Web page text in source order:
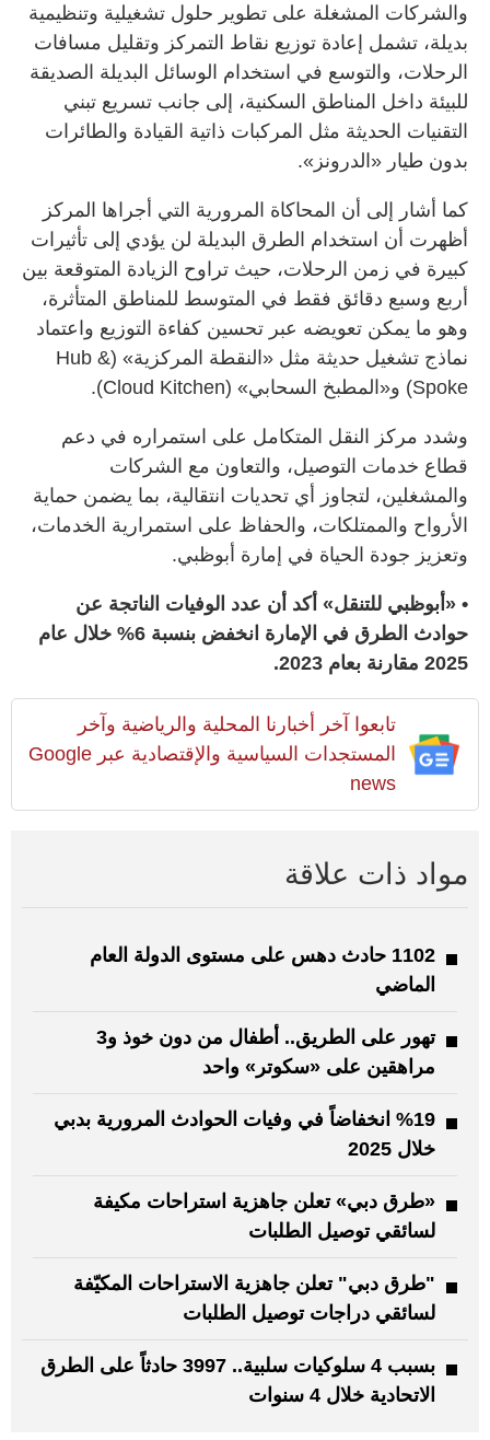
والشركات المشغلة على تطوير حلول تشغيلية وتنظيمية
بديلة، تشمل إعادة توزيع نقاط التمركز وتقليل مسافات
الرحلات، والتوسع في استخدام الوسائل البديلة الصديقة
للبيئة داخل المناطق السكنية، إلى جانب تسريع تبني
التقنيات الحديثة مثل المركبات ذاتية القيادة والطائرات
بدون طيار «الدرونز».
كما أشار إلى أن المحاكاة المرورية التي أجراها المركز
أظهرت أن استخدام الطرق البديلة لن يؤدي إلى تأثيرات
كبيرة في زمن الرحلات، حيث تراوح الزيادة المتوقعة بين
أربع وسبع دقائق فقط في المتوسط للمناطق المتأثرة،
وهو ما يمكن تعويضه عبر تحسين كفاءة التوزيع واعتماد
نماذج تشغيل حديثة مثل «النقطة المركزية» (Hub &
Spoke) و«المطبخ السحابي» (Cloud Kitchen).
وشدد مركز النقل المتكامل على استمراره في دعم
قطاع خدمات التوصيل، والتعاون مع الشركات
والمشغلين، لتجاوز أي تحديات انتقالية، بما يضمن حماية
الأرواح والممتلكات، والحفاظ على استمرارية الخدمات،
وتعزيز جودة الحياة في إمارة أبوظبي.
• «أبوظبي للتنقل» أكد أن عدد الوفيات الناتجة عن
حوادث الطرق في الإمارة انخفض بنسبة 6% خلال عام
2025 مقارنة بعام 2023.
تابعوا آخر أخبارنا المحلية والرياضية وآخر
المستجدات السياسية والإقتصادية عبر Google
news
مواد ذات علاقة
1102 حادث دهس على مستوى الدولة العام
الماضي
تهور على الطريق.. أطفال من دون خوذ و3
مراهقين على «سكوتر» واحد
%19 انخفاضاً في وفيات الحوادث المرورية بدبي
خلال 2025
«طرق دبي» تعلن جاهزية استراحات مكيفة
لسائقي توصيل الطلبات
"طرق دبي" تعلن جاهزية الاستراحات المكيّفة
لسائقي دراجات توصيل الطلبات
بسبب 4 سلوكيات سلبية.. 3997 حادثاً على الطرق
الاتحادية خلال 4 سنوات